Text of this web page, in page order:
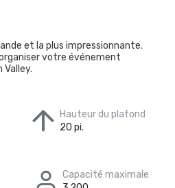
et la plus impressionnante.
votre événement
Valley.
Hauteur du plafond
20 pi.
Capacité maximale